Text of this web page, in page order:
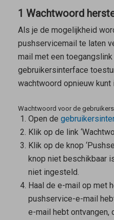
1 Wachtwoord
Als je de mogelijkheid
pushservicemail te laten
mail met een toegangslink
gebruikersinterface
wachtwoord opnieuw kunt
Wachtwoord voor de
Open de
Klik op de link
Klik op de knop
knop niet beschikbaar
niet ingesteld.
Haal de e-mail op met
pushservice-e-mail
e-mail hebt ontvangen,